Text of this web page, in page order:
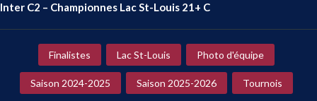
Inter C2 – Championnes Lac St-Louis 21+ C
Finalistes Lac St-Louis Photo d'équipe
Saison 2024-2025 Saison 2025-2026 Tournois